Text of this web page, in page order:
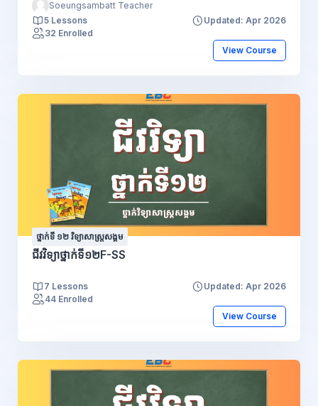
Soeungsambatt Teacher
5 Lessons
Updated: Apr 2026
32 Enrolled
View Course
ថ្នាក់ទី ១២ វិទ្យាសាស្រ្តសង្គម
ជីវវិទ្យាថ្នាក់ទី១២F-SS
7 Lessons
Updated: Apr 2026
44 Enrolled
View Course